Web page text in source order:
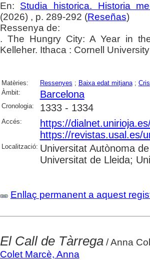
En: Studia historica. Historia
(2026) , p. 289-292 (Reseñas)
Ressenya de:
. The Hungry City: A Year in
Kelleher. Ithaca : Cornell
Matèries: Ressenyes ; Baixa edat mitjana;
Àmbit:
Barcelona
Cronologia: 1333 - 1334
Accés:
https://
https://revistas.usal.es/
Localització: Universitat Autònoma
Universitat de Lleida;
Enllaç permanent a aquest
El Call de Tàrrega/ Anna
Colet Marcè, Anna